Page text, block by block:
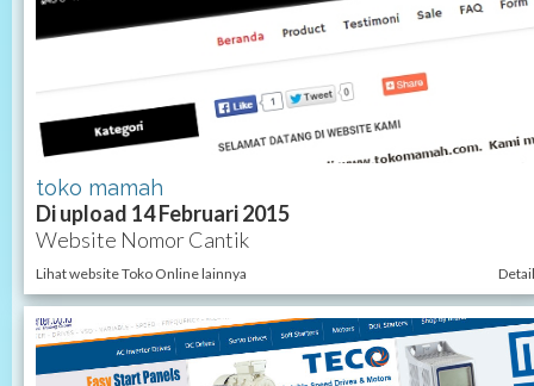
toko mamah
Di upload 14 Februari 2015
Website Nomor Cantik
Lihat website Toko Online lainnya Detail